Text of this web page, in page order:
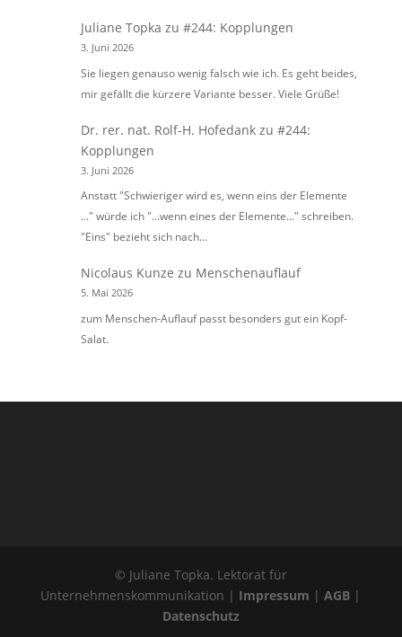
Juliane Topka zu#244: Kopplungen
3. Juni 2026
Sie liegen genauso wenig falsch wie ich. Es geht beides,
mir gefällt die kürzere Variante besser. Viele Grüße!
Dr. rer. nat. Rolf-H. Hofedank zu#244:
Kopplungen
3. Juni 2026
Anstatt "Schwieriger wird es, wenn eins der Elemente
..." würde ich "...wenn eines der Elemente..." schreiben.
"Eins" bezieht sich nach…
Nicolaus Kunze zu Menschenauflauf
5. Mai 2026
zum Menschen-Auflauf passt besonders gut ein Kopf-
Salat.
© Juliane Topka. Lektorat für
Unternehmenskommunikation | Impressum |AGB |
Datenschutz